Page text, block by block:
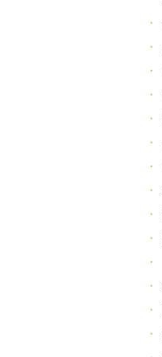
・
・
・
・
・
・
・
・
・
・
・
・
・
・